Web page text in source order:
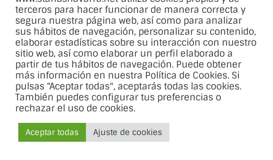
anteriores, deberá ponerlo en conocimiento inmediato de la
responsable de la web a fin de que desde ésta pueda revisar
el contenido comunicado y, en su caso, se pueda proceder a
su retirada o deshabilitación, escribiendo a
info@standsnavarra.net
COMUNICACIONES
terceros para hacer funcionar de manera correcta y
segura nuestra página web, así como para analizar
sus hábitos de navegación, personalizar su contenido,
elaborar estadísticas sobre su interacción con nuestro
sitio web, así como elaborar un perfil elaborado a
partir de tus hábitos de navegación. Puede obtener
más información en nuestra Política de Cookies. Si
pulsas "Aceptar todas", aceptarás todas las cookies.
También puedes configurar tus preferencias o
rechazar el uso de cookies.
Aceptar todas Ajuste de cookies